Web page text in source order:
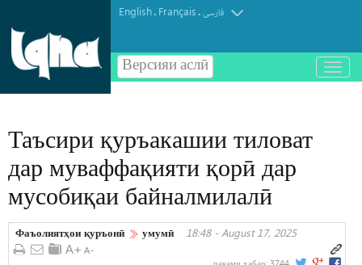
English. Français.فارسی
Версияи аслӣ
باز
و
Таъсири қуръакашии тиловат
дар муваффақияти қорӣ дар
мусобиқаи байналмилалӣ
Фаъолиятҳои қуръонӣ умумӣ 18:48 - August 17, 2025